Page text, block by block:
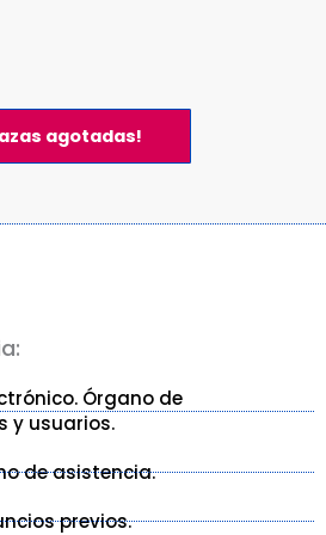
agotadas!
Órgano de
y usuarios.
de asistencia.
previos.